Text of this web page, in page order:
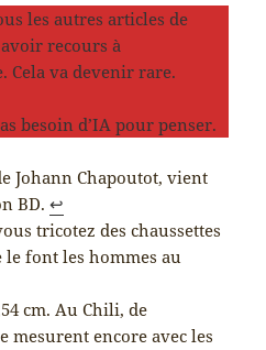
les autres articles de
recours à
Cela va devenir rare.
besoin d’IA pour penser.
Johann Chapoutot, vient
BD.↩︎
tricotez des chaussettes
font les hommes au
cm. Au Chili, de
mesurent encore avec les